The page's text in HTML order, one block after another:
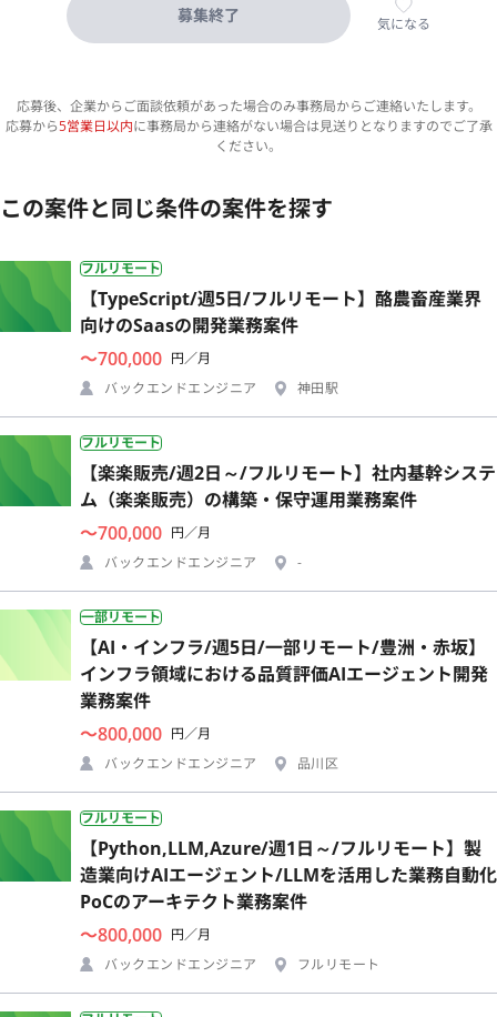
募集終了 気になる
応募後、企業からご面談依頼があった場合のみ事務局からご連絡いたします。
応募から5営業日以内に事務局から連絡がない場合は見送りとなりますのでご了承
ください。
この案件と同じ条件の案件を探す
フルリモート
【TypeScript/週5日/フルリモート】酪農畜産業界
向けのSaasの開発業務案件
〜700,000 円／月
バックエンドエンジニア
神田駅
フルリモート
【楽楽販売/週2日～/フルリモート】社内基幹システ
ム（楽楽販売）の構築・保守運用業務案件
〜700,000 円／月
バックエンドエンジニア
-
一部リモート
【AI・インフラ/週5日/一部リモート/豊洲・赤坂】
インフラ領域における品質評価AIエージェント開発
業務案件
〜800,000 円／月
バックエンドエンジニア
品川区
フルリモート
【Python,LLM,Azure/週1日～/フルリモート】製
造業向けAIエージェント/LLMを活用した業務自動化
PoCのアーキテクト業務案件
〜800,000 円／月
バックエンドエンジニア
フルリモート